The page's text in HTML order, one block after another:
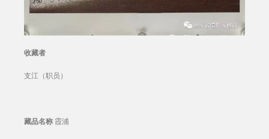
收藏者
支江（职员）
藏品名称 霞浦